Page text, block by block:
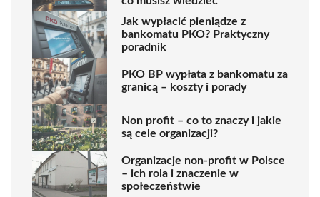
Jak wypłacić pieniądze z
bankomatu PKO? Praktyczny
poradnik
PKO BP wypłata z bankomatu za
granicą – koszty i porady
Non profit – co to znaczy i jakie
są cele organizacji?
Organizacje non-profit w Polsce
– ich rola i znaczenie w
społeczeństwie